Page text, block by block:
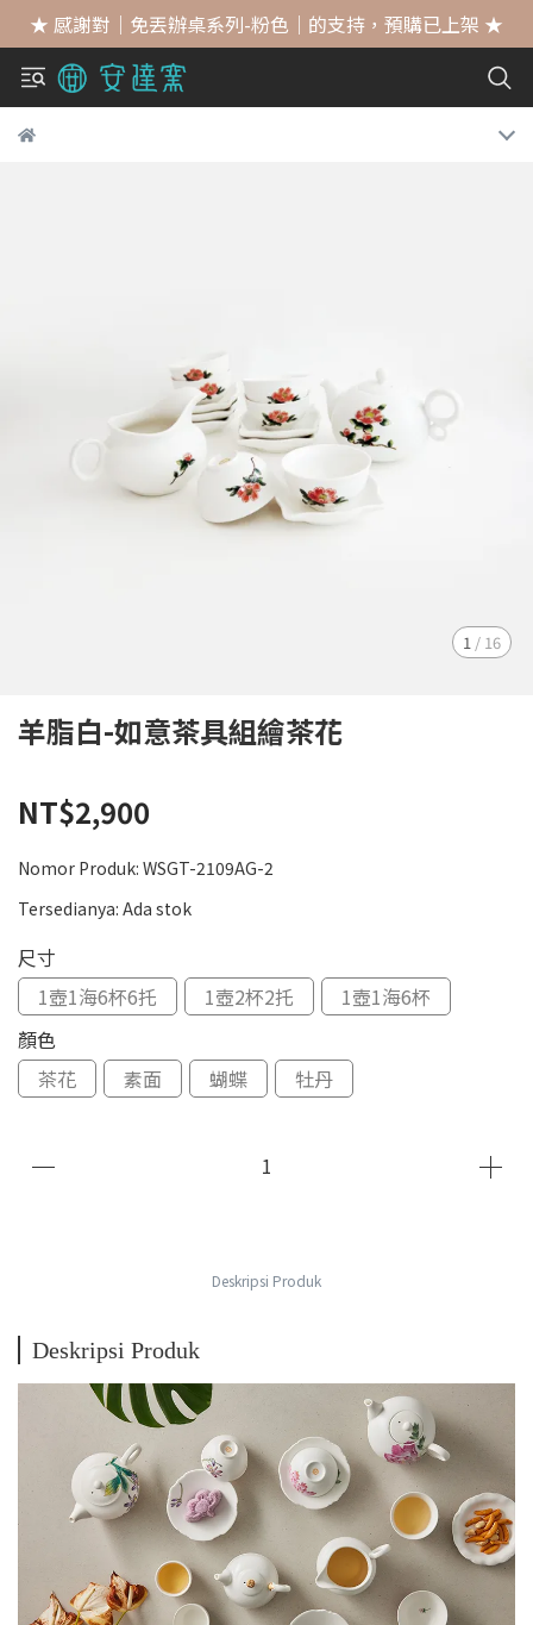
★ 感謝對｜免丟辦桌系列-粉色｜的支持，預購已上架 ★
1 / 16
羊脂白-如意茶具組繪茶花
NT$2,900
Nomor Produk: WSGT-2109AG-2
Tersedianya: Ada stok
尺寸
1壺1海6杯6托
1壺2杯2托
1壺1海6杯
顏色
茶花
素面 蝴蝶 牡丹
Deskripsi Produk
Deskripsi Produk